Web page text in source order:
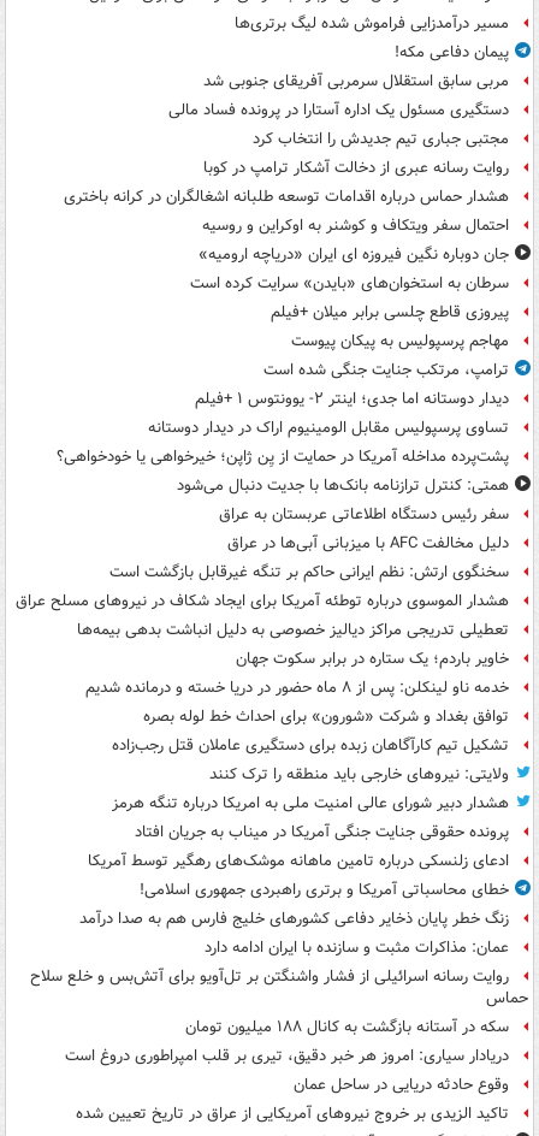
مسیر درآمدزایی فراموش شده لیگ برتری‌ها
پیمان دفاعی مکه!
مربی سابق استقلال سرمربی آفریقای جنوبی شد
دستگیری مسئول یک اداره آستارا در پرونده فساد مالی
مجتبی جباری تیم جدیدش را انتخاب کرد
روایت رسانه عبری از دخالت آشکار ترامپ در کوبا
هشدار حماس درباره اقدامات توسعه طلبانه اشغالگران در کرانه باختری
احتمال سفر ویتکاف و کوشنر به اوکراین و روسیه
جان دوباره نگین فیروزه ای ایران «دریاچه ارومیه»
سرطان به استخوان‌های «بایدن» سرایت کرده است
پیروزی قاطع چلسی برابر میلان +فیلم
مهاجم پرسپولیس به پیکان پیوست
ترامپ، مرتکب جنایت جنگی شده است
دیدار دوستانه اما جدی؛ اینتر ۲- یوونتوس ۱ +فیلم
تساوی پرسپولیس مقابل الومینیوم اراک در دیدار دوستانه
پشت‌پرده مداخله آمریکا در حمایت از یِن ژاپن؛ خیرخواهی یا خودخواهی؟
همتی: کنترل ترازنامه بانک‌ها با جدیت دنبال می‌شود
سفر رئیس دستگاه اطلاعاتی عربستان به عراق
دلیل مخالفت AFC با میزبانی آبی‌ها در عراق
سخنگوی ارتش: نظم ایرانی حاکم بر تنگه غیرقابل بازگشت است
هشدار الموسوی درباره توطئه آمریکا برای ایجاد شکاف در نیروهای مسلح عراق
تعطیلی تدریجی مراکز دیالیز خصوصی به دلیل انباشت بدهی بیمه‌ها
خاویر باردم؛ یک ستاره در برابر سکوت جهان
خدمه ناو لینکلن: پس از ۸ ماه حضور در دریا خسته و درمانده‌ شدیم
توافق بغداد و شرکت «شورون» برای احداث خط لوله بصره
تشکیل تیم کارآگاهان زبده برای دستگیری عاملان قتل رجب‌زاده
ولایتی: نیروهای خارجی باید منطقه را ترک کنند
هشدار دبیر شورای عالی امنیت ملی به امریکا درباره تنگه هرمز
پرونده حقوقی جنایت جنگی آمریکا در میناب به جریان افتاد
ادعای زلنسکی درباره تامین ماهانه موشک‌های رهگیر توسط آمریکا
خطای محاسباتی آمریکا و برتری راهبردی جمهوری اسلامی!
زنگ خطر پایان ذخایر دفاعی کشورهای خلیج فارس هم به صدا درآمد
عمان: مذاکرات مثبت و سازنده با ایران ادامه دارد
روایت رسانه اسرائیلی از فشار واشنگتن بر تل‌آویو برای آتش‌بس و خلع سلاح
حماس
سکه در آستانه بازگشت به کانال ۱۸۸ میلیون تومان
دریادار سیاری: امروز هر خبر دقیق، تیری بر قلب امپراطوری دروغ است
وقوع حادثه دریایی در ساحل عمان
تاکید الزیدی بر خروج نیروهای آمریکایی از عراق در تاریخ تعیین شده